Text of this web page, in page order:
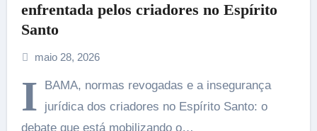
enfrentada pelos criadores no Espírito
Santo
maio 28, 2026
I
BAMA, normas revogadas e a insegurança
jurídica dos criadores no Espírito Santo: o
debate que está mobilizando o…